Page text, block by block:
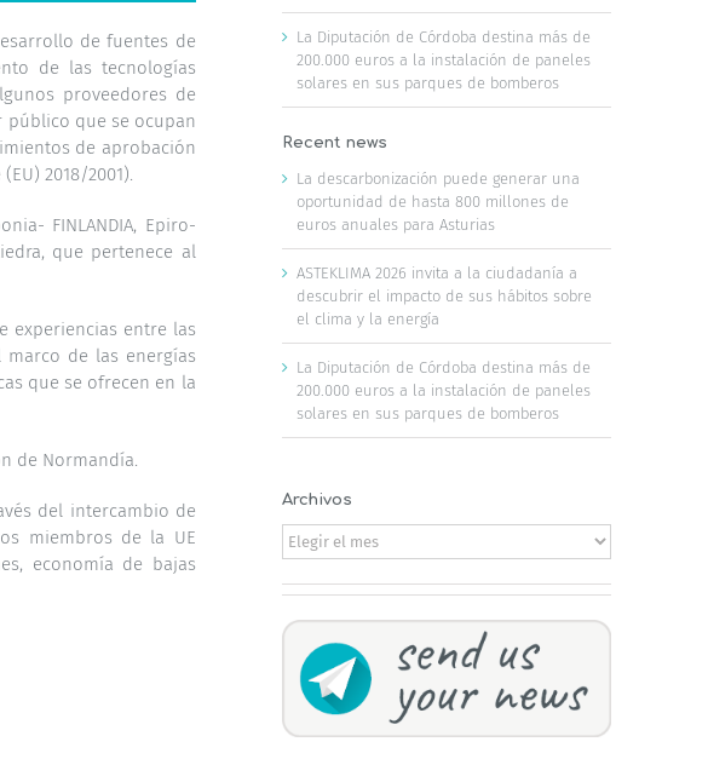
de fuentes de
de las tecnologías
proveedores de
público que se ocupan
de aprobación
2018/2001).
FINLANDIA, Epiro-
que pertenece al
experiencias entre las
de las energías
que se ofrecen en la
de Normandía.
del intercambio de
miembros de la UE
economía de bajas
La Diputación de Córdoba destina más de
200.000 euros a la instalación de paneles
solares en sus parques de bomberos
Recent news
La descarbonización puede generar una
oportunidad de hasta 800 millones de
euros anuales para Asturias
ASTEKLIMA 2026 invita a la ciudadanía a
descubrir el impacto de sus hábitos sobre
el clima y la energía
La Diputación de Córdoba destina más de
200.000 euros a la instalación de paneles
solares en sus parques de bomberos
Archivos
Archivos